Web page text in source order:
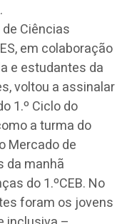
Ciências
em colaboração
e estudantes da
voltou a assinalar
1.º Ciclo do
a turma do
Mercado de
da manhã
do 1.ºCEB. No
foram os jovens